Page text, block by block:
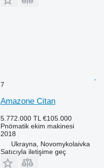
7
Amazone Citan
5.772.000 TL €105.000
Pnömatik ekim makinesi
2018
Ukrayna, Novomykolaivka
Satıcıyla iletişime geç